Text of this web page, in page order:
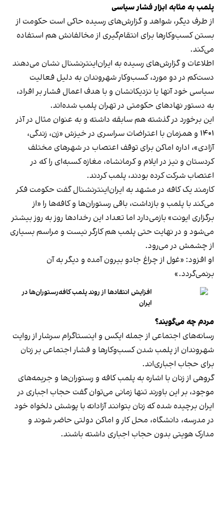
پلمب به مثابه ابزار فشار سیاسی
از طرف دیگر، شواهد و گزارش‌های رسیده حاکی است حکومت از
بستن کسب‌وکارها برای انتقام‌گیری از مخالفانش هم استفاده
می‌کند.
اطلاعات و گزارش‌های رسیده به ایران‌اینترنشنال نشان می‌دهند
دست‌کم در دو مورد، کسب‌وکار شهروندان به دلیل فعالیت
سیاسی خود آنها یا نزدیکانشان و با هدف اعمال فشار بر افراد،
به دستور نهادهای حکومتی در تهران پلمب شده‌اند.
این برخورد در گذشته هم سابقه داشته و به عنوان مثال در آذر
۱۴۰۱ و همزمان با اعتراضات سراسری در خیزش «زن، زندگی،
آزادی»، اداره اماکن برای توقف اعتصاب در شهرهای مختلف
کردستان و نیز در ایلام و کرمانشاه، مغازه کسبه‌ای را که در
اعتصاب شرکت کرده بودند، پلمب کردند.
کارمند یک کافه در مشهد به ایران‌اینترنشنال گفت حکومت فکر
می‌کند با پلمب و بازداشت، باقی رستوران‌ها و کافه‌ها را «از
برگزاری ایونت» بازمی‌دارد اما تعداد این رخدادها روز به روز بیشتر
می‌شود و در نهایت حتی پلمب هم کارگر نیست و مراسم بسیاری
از چشمش در می‌رود.
او افزود: «غول از چراغ جادو بیرون آمده و دیگر به آن
برنمی‎‌گردد.»
افزایش انتقادها از روند پلمب کافه‌رستوران‌ها در
ایران
مردم چه می‌گویند؟
رسانه‎‌های اجتماعی از جمله ایکس و اینستاگرام سرشار از روایت
شهروندان از پلمب شدن کسب‌وکارها و فشار اجتماعی بر زنان
برای حجاب اجباری‌اند.
گروهی از زنان با اشاره به پلمب کافه و رستوران‌ها و جریمه‌های
موجود، بر این باورند تنها زمانی می‌توان گفت حجاب اجباری در
ایران برچیده شده که زنان بتوانند آزادانه با پوشش دلخواه خود
در مدرسه، دانشگاه، محل کار و اماکن دولتی حاضر شوند و
مدارک هویتی بدون حجاب اجباری داشته باشند.